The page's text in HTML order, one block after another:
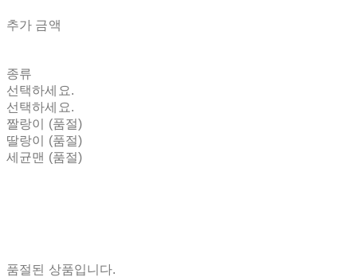
추가 금액
종류
선택하세요.
선택하세요.
짤랑이 (품절)
딸랑이 (품절)
세균맨 (품절)
품절된 상품입니다.